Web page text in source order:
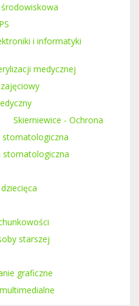
i informatyki
medycznej
Skierniewice - Ochrona
stomatologiczna
stomatologiczna
starszej
graficzne